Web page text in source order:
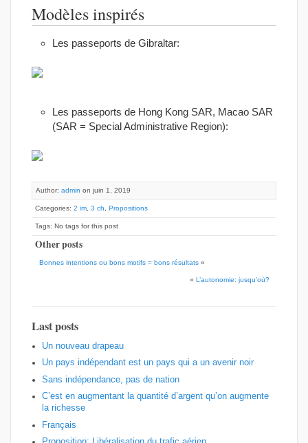
Modèles inspirés
Les passeports de Gibraltar:
Les passeports de Hong Kong SAR, Macao SAR
(SAR = Special Administrative Region):
Author: admin on juin 1, 2019
Categories: 2 im 3 ch Propositions
Tags: No tags for this post
Other posts
Bonnes intentions ou bons motifs = bons résultats «
» L’autonomie: jusqu’où?
Last posts
Un nouveau drapeau
Un pays indépendant est un pays qui a un avenir noir
Sans indépendance, pas de nation
C’est en augmentant la quantité d’argent qu’on augmente
la richesse
Français